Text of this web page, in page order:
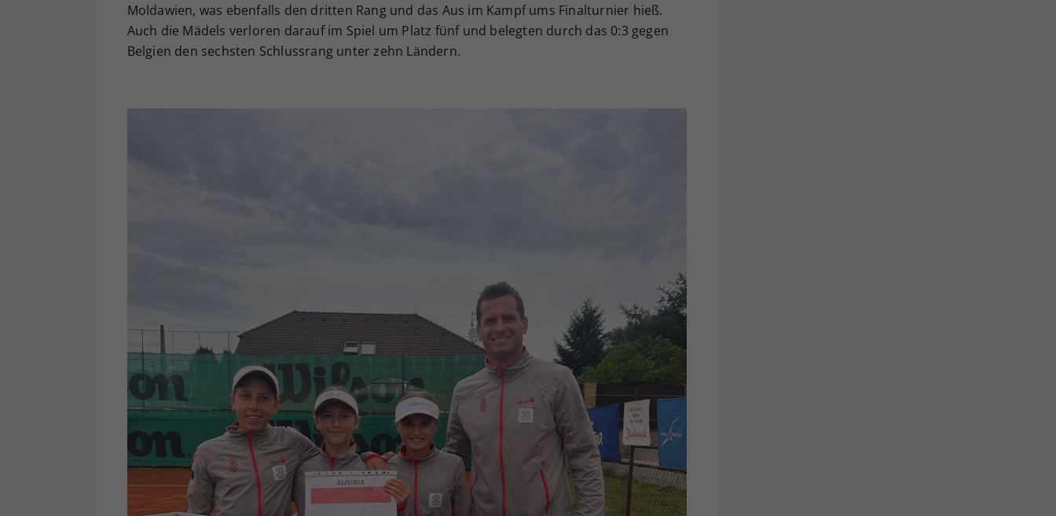
Moldawien, was ebenfalls den dritten Rang und das Aus im Kampf ums Finalturnier hieß.
Auch die Mädels verloren darauf im Spiel um Platz fünf und belegten durch das 0:3 gegen
Belgien den sechsten Schlussrang unter zehn Ländern.